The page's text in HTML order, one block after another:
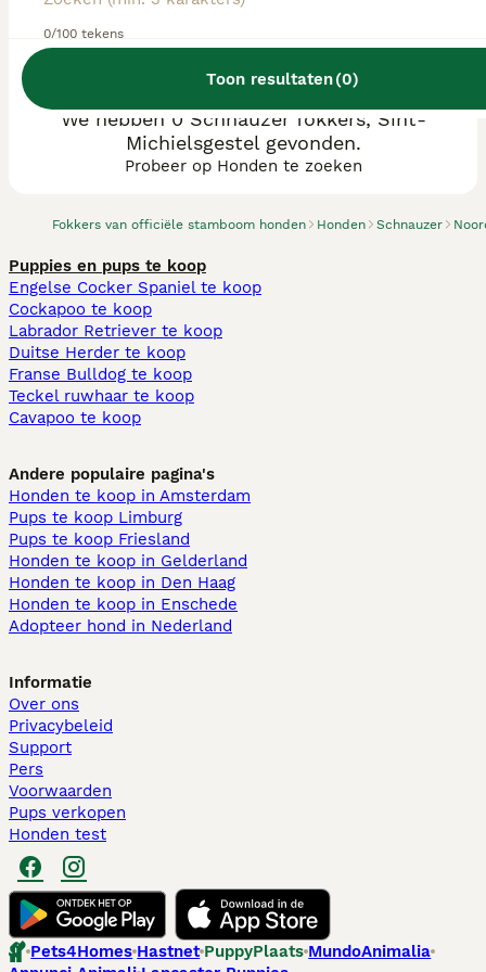
0/100 tekens
Toon resultaten(0)
Fokkers van officiële stamboom honden Honden Schnauzer
We hebben 0 Schnauzer fokkers, Sint-
Michielsgestel gevonden.
Probeer op Honden te zoeken
Puppies en pups te koop
Engelse Cocker Spaniel te koop
Cockapoo te koop
Labrador Retriever te koop
Duitse Herder te koop
Franse Bulldog te koop
Teckel ruwhaar te koop
Cavapoo te koop
Andere populaire pagina's
Honden te koop in Amsterdam
Pups te koop Limburg​
Pups te koop Friesland​
Honden te koop in Gelderland
Honden te koop in Den Haag
Honden te koop in Enschede
Adopteer hond in Nederland
Informatie
Over ons
Privacybeleid
Support
Pers
Voorwaarden
Pups verkopen
Honden test
Pets4Homes Hastnet PuppyPlaats MundoAnimalia